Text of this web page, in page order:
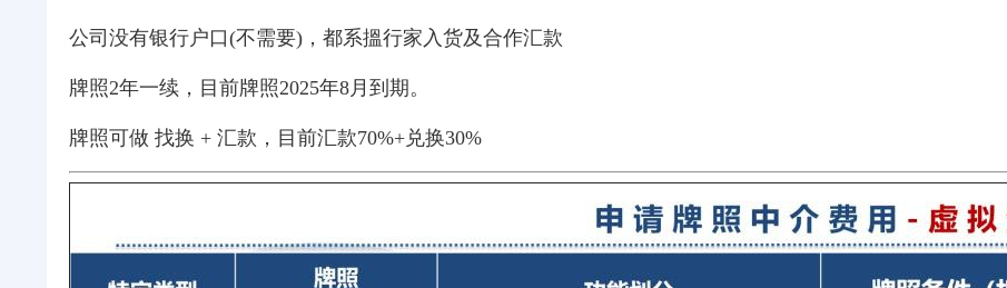
公司没有银行户口(不需要)，都系搵行家入货及合作汇款
牌照2年一续，目前牌照2025年8月到期。
牌照可做 找换 + 汇款，目前汇款70%+兑换30%